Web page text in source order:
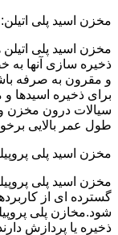
مخزن اسید پلی اتیلن:
مخزن اسید پلی
ذخیره سازی آنها به
و مقرون به صرفه
برای ذخیره اسیدها
سیالات درون مخزن
طول عمر بالایی
مخزن اسید پلی
مخزن اسید پلی
گسترده ای از
شود.مخازن پلی
ذخیره یا پردازش